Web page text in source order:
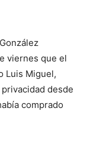
viernes que el
Luis Miguel,
desde
comprado